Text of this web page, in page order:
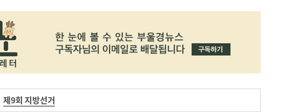
제9회 지방선거